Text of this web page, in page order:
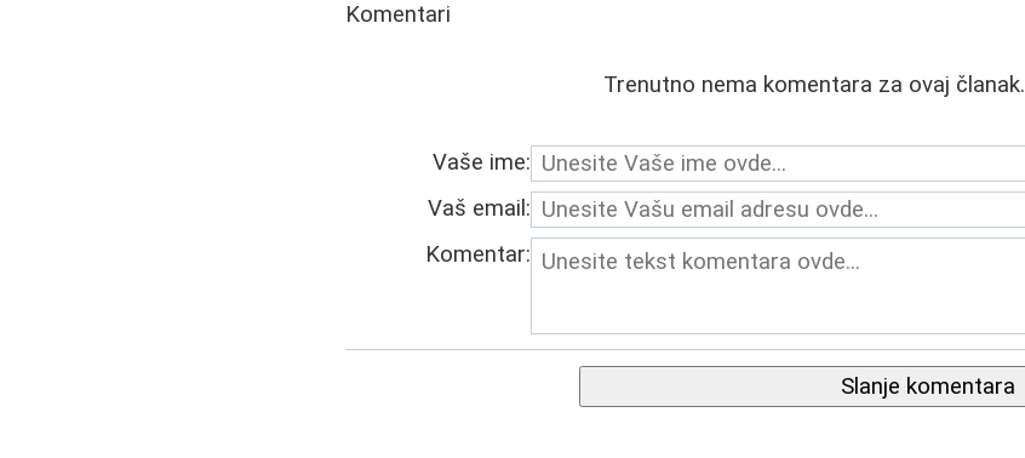
Komentari
Trenutno nema komentara za ovaj članak.
Vaše ime:
Vaš email:
Komentar:
Slanje komentara